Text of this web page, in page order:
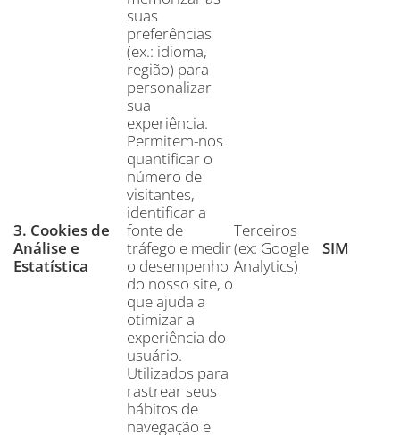
suas
preferências
(ex.: idioma,
região) para
personalizar
sua
experiência.
3. Cookies de
Análise e
Estatística
Permitem-nos
quantificar o
número de
visitantes,
identificar a
fonte de
tráfego e medir
o desempenho
do nosso site, o
que ajuda a
otimizar a
experiência do
usuário.
Terceiros
(ex: Google
Analytics)
SIM
Utilizados para
rastrear seus
hábitos de
navegação e